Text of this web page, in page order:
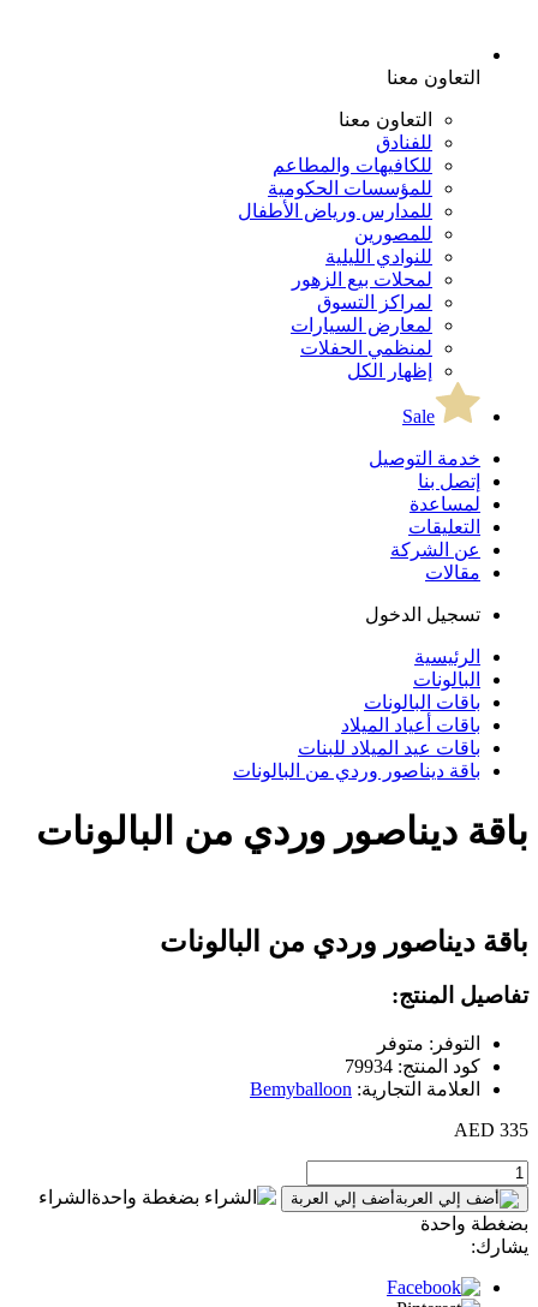
التعاون معنا
التعاون معنا
للفنادق
للكافيهات والمطاعم
للمؤسسات الحكومية
للمدارس ورياض الأطفال
للمصورين
للنوادي الليلية
لمحلات بيع الزهور
لمراكز التسوق
لمعارض السيارات
لمنظمي الحفلات
إظهار الكل
Sale
خدمة التوصيل
إتصل بنا
لمساعدة
التعليقات
عن الشركة
مقالات
تسجيل الدخول
الرئيسية
البالونات
باقات البالونات
باقات أعياد الميلاد
باقات عيد الميلاد للبنات
باقة ديناصور وردي من البالونات
باقة ديناصور وردي من البالونات
باقة ديناصور وردي من البالونات
تفاصيل المنتج:
التوفر: متوفر
كود المنتج: 79934
العلامة التجارية: Bemyballoon
335 AED
أضف إلي العربة
الشراء
بضغطة واحدة
يشارك: